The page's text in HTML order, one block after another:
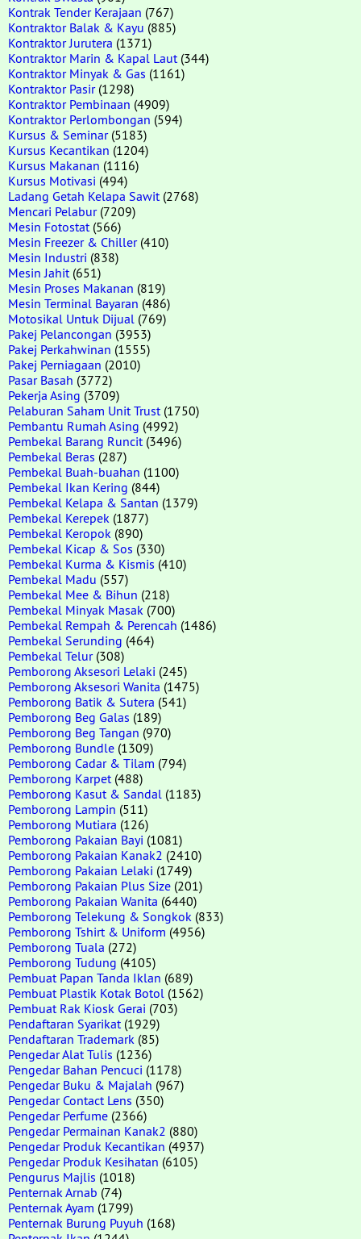
Kontrak Tender Kerajaan (767)
Kontraktor Balak & Kayu (885)
Kontraktor Jurutera (1371)
Kontraktor Marin & Kapal Laut (344)
Kontraktor Minyak & Gas (1161)
Kontraktor Pasir(1298)
Kontraktor Pembinaan (4909)
Kontraktor Perlombongan (594)
Kursus & Seminar(5183)
Kursus Kecantikan (1204)
Kursus Makanan (1116)
Kursus Motivasi (494)
Ladang Getah Kelapa Sawit (2768)
Mencari Pelabur(7209)
Mesin Fotostat (566)
Mesin Freezer & Chiller(410)
Mesin Industri (838)
Mesin Jahit (651)
Mesin Proses Makanan (819)
Mesin Terminal Bayaran (486)
Motosikal Untuk Dijual (769)
Pakej Pelancongan (3953)
Pakej Perkahwinan (1555)
Pakej Perniagaan (2010)
Pasar Basah (3772)
Pekerja Asing (3709)
Pelaburan Saham Unit Trust (1750)
Pembantu Rumah Asing (4992)
Pembekal Barang Runcit (3496)
Pembekal Beras (287)
Pembekal Buah-buahan (1100)
Pembekal Ikan Kering (844)
Pembekal Kelapa & Santan (1379)
Pembekal Kerepek (1877)
Pembekal Keropok (890)
Pembekal Kicap & Sos (330)
Pembekal Kurma & Kismis (410)
Pembekal Madu (557)
Pembekal Mee & Bihun (218)
Pembekal Minyak Masak (700)
Pembekal Rempah & Perencah (1486)
Pembekal Serunding (464)
Pembekal Telur(308)
Pemborong Aksesori Lelaki (245)
Pemborong Aksesori Wanita (1475)
Pemborong Batik & Sutera (541)
Pemborong Beg Galas (189)
Pemborong Beg Tangan (970)
Pemborong Bundle (1309)
Pemborong Cadar & Tilam (794)
Pemborong Karpet (488)
Pemborong Kasut & Sandal (1183)
Pemborong Lampin (511)
Pemborong Mutiara (126)
Pemborong Pakaian Bayi (1081)
Pemborong Pakaian Kanak2 (2410)
Pemborong Pakaian Lelaki (1749)
Pemborong Pakaian Plus Size (201)
Pemborong Pakaian Wanita (6440)
Pemborong Telekung & Songkok (833)
Pemborong Tshirt & Uniform (4956)
Pemborong Tuala (272)
Pemborong Tudung (4105)
Pembuat Papan Tanda Iklan (689)
Pembuat Plastik Kotak Botol (1562)
Pembuat Rak Kiosk Gerai (703)
Pendaftaran Syarikat (1929)
Pendaftaran Trademark (85)
Pengedar Alat Tulis (1236)
Pengedar Bahan Pencuci (1178)
Pengedar Buku & Majalah (967)
Pengedar Contact Lens (350)
Pengedar Perfume (2366)
Pengedar Permainan Kanak2 (880)
Pengedar Produk Kecantikan (4937)
Pengedar Produk Kesihatan (6105)
Pengurus Majlis (1018)
Penternak Arnab (74)
Penternak Ayam (1799)
Penternak Burung Puyuh (168)